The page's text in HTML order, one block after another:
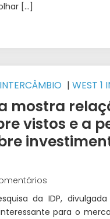
[…]
INTERCÂMBIO | WEST 1
mostra
vistos e a
da IDP, divulgada
para o